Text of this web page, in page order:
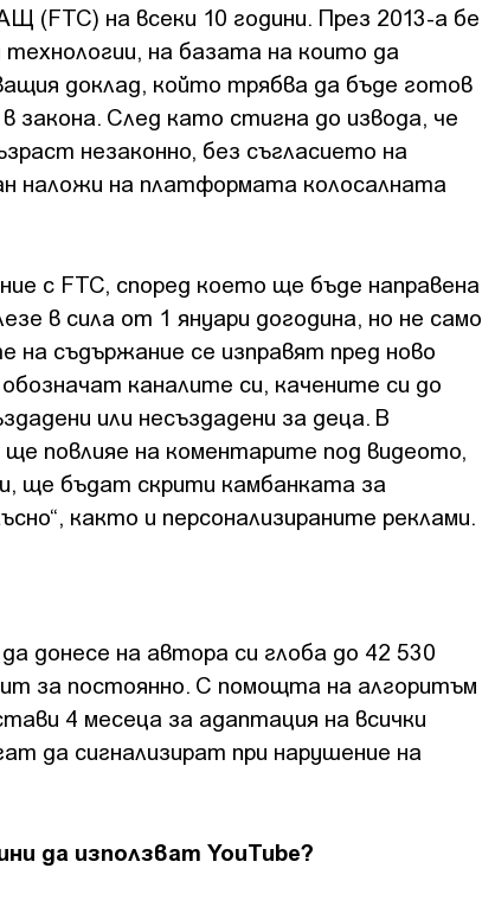
(FTC) на всеки 10 години. През 2013-а бе
на базата на които да
доклад, който трябва да бъде готов
закона. След като стигна до извода, че
незаконно, без съгласието на
наложи на платформата колосалната
с FTC, според което ще бъде направена
в сила от 1 януари догодина, но не само
съдържание се изправят пред ново
каналите си, качените си до
или несъздадени за деца. В
повлияе на коментарите под видеото,
ще бъдат скрити камбанката за
както и персонализираните реклами.
донесе на автора си глоба до 42 530
за постоянно. С помощта на алгоритъм
4 месеца за адаптация на всички
да сигнализират при нарушение на
да използват YouTube?